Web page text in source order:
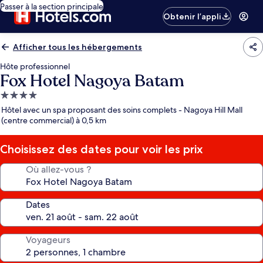
Passer à la section principale
Obtenir l’appli
Afficher tous les hébergements
Hôte professionnel
Fox Hotel Nagoya Batam
Hébergement
4.0 étoiles
Hôtel avec un spa proposant des soins complets - Nagoya Hill Mall
(centre commercial) à 0,5 km
Choisissez des dates pour voir les prix
Où allez-vous ?
Dates
Voyageurs